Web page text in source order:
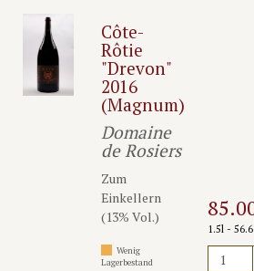
Côte-
Rôtie
"Drevon"
2016
(Magnum)
Domaine
de Rosiers
Zum
Einkellern
(13% Vol.)
Wenig
Lagerbestand
1.5l -